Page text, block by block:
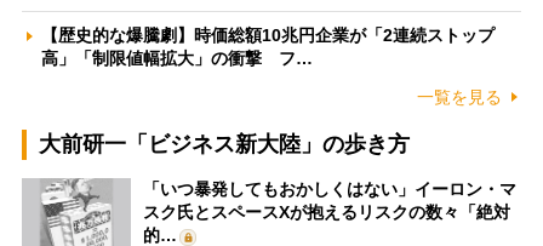
【歴史的な爆騰劇】時価総額10兆円企業が「2連続ストップ
高」「制限値幅拡大」の衝撃 フ…
一覧を見る
大前研一「ビジネス新大陸」の歩き方
「いつ暴発してもおかしくはない」イーロン・マ
スク氏とスペースXが抱えるリスクの数々「絶対
的…